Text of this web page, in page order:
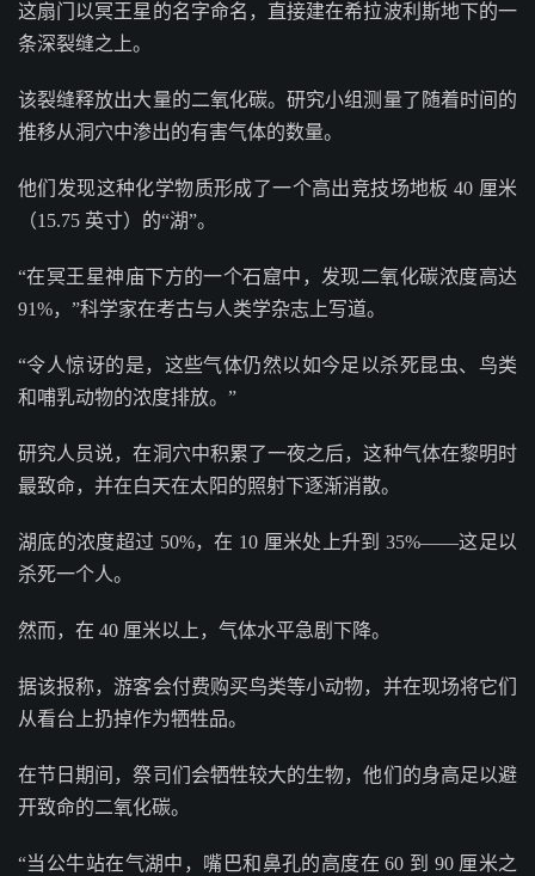
这扇门以冥王星的名字命名，直接建在希拉波利斯地下的一
条深裂缝之上。
该裂缝释放出大量的二氧化碳。研究小组测量了随着时间的
推移从洞穴中渗出的有害气体的数量。
他们发现这种化学物质形成了一个高出竞技场地板 40 厘米
（15.75 英寸）的“湖”。
“在冥王星神庙下方的一个石窟中，发现二氧化碳浓度高达
91%，”科学家在考古与人类学杂志上写道。
“令人惊讶的是，这些气体仍然以如今足以杀死昆虫、鸟类
和哺乳动物的浓度排放。”
研究人员说，在洞穴中积累了一夜之后，这种气体在黎明时
最致命，并在白天在太阳的照射下逐渐消散。
湖底的浓度超过 50%，在 10 厘米处上升到 35%——这足以
杀死一个人。
然而，在 40 厘米以上，气体水平急剧下降。
据该报称，游客会付费购买鸟类等小动物，并在现场将它们
从看台上扔掉作为牺牲品。
在节日期间，祭司们会牺牲较大的生物，他们的身高足以避
开致命的二氧化碳。
“当公牛站在气湖中，嘴巴和鼻孔的高度在 60 到 90 厘米之